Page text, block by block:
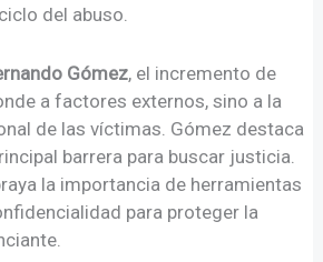
del abuso.
Gómez, el incremento de
a factores externos, sino a la
de las víctimas. Gómez destaca
barrera para buscar justicia.
la importancia de herramientas
para proteger la